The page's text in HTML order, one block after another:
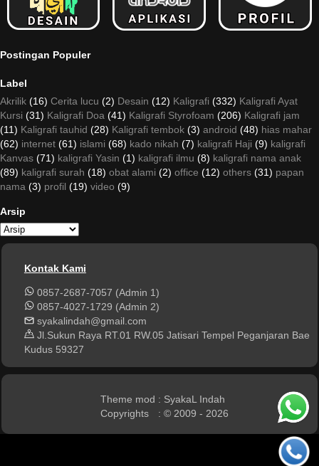
Postingan Populer
Label
Akrilik (16) Cerita lucu (2) Desain (12) Kaligrafi (332) Kaligrafi Ayat
Kursi (31) Kaligrafi Doa (41) Kaligrafi Styrofoam (206) Kaligrafi jam
(11) Kaligrafi tauhid (28) Kaligrafi tembok (3) android (48) hias mahar
(62) internet (61) islami (68) kado nikah (7) kaligrafi Haji (9) kaligrafi
Kanvas (71) kaligrafi Yasin (1) kaligrafi ilmu (8) kaligrafi nama anak
(89) kaligrafi surah (18) obat alami (2) office (12) others (31) papan
nama (3) profil (19) video (9)
Arsip
Kontak Kami
0857-2687-7057 (Admin 1)
0857-4027-1729 (Admin 2)
syakalindah@gmail.com
Jl.Sukun Raya RT.01 RW.05 Jatisari Tempel Peganjaran Bae
Kudus 59327
Theme mod
Copyrights
: SyakaL Indah
: © 2009 - 2026